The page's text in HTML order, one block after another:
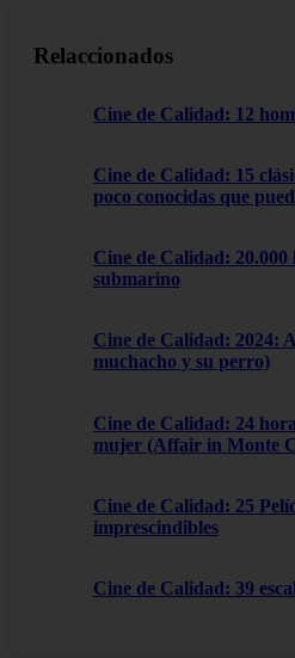
Relaccionados
Cine de Calidad: 12
Cine de Calidad: 15
poco conocidas que
Cine de Calidad: 20.000
submarino
Cine de Calidad: 2024:
muchacho y su perro)
Cine de Calidad: 24
mujer (Affair in Monte
Cine de Calidad: 25
imprescindibles
Cine de Calidad: 39